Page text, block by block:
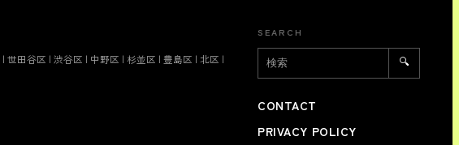
| 世田谷区 | 渋谷区 | 中野区 | 杉並区 | 豊島区 | 北区 |
SEARCH
🔍
CONTACT
PRIVACY POLICY